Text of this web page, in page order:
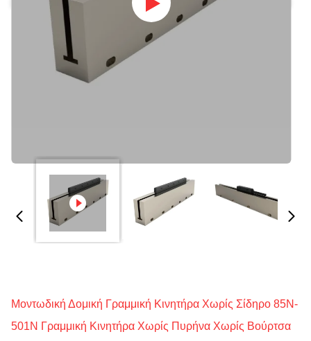
Μοντωδική Δομική Γραμμική Κινητήρα Χωρίς Σίδηρο 85N-
501N Γραμμική Κινητήρα Χωρίς Πυρήνα Χωρίς Βούρτσα